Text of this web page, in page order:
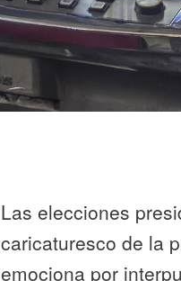
Las elecciones
caricaturesco de la
emociona por